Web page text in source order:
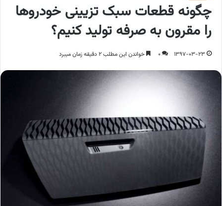
چگونه قطعات سبک تزیینی خودروها
را مقرون به صرفه تولید کنیم؟
1397-03-23
0 خواندن این مطلب 2 دقیقه زمان میبرد